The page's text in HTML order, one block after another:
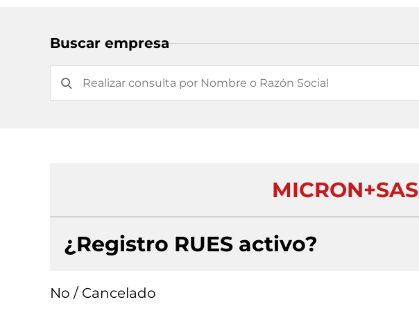
Buscar empresa
MICRON+SAS
¿Registro RUES activo?
No / Cancelado